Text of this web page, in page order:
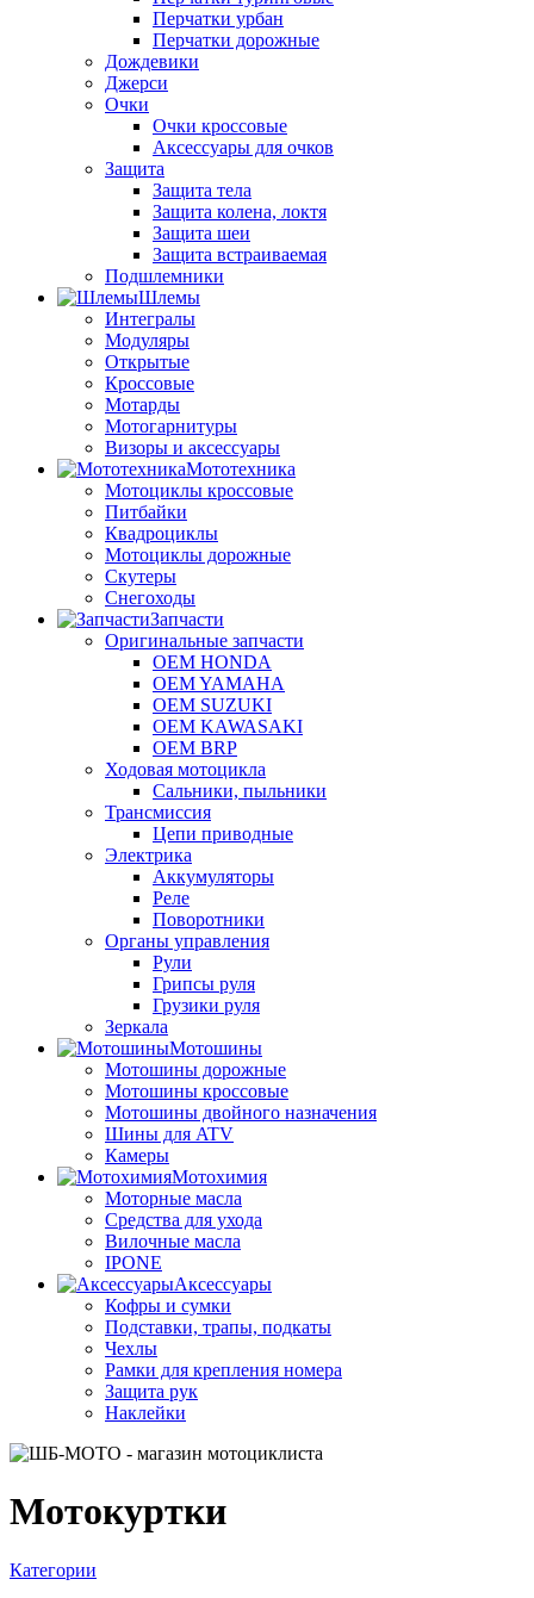
Перчатки урбан
Перчатки дорожные
Дождевики
Джерси
Очки
Очки кроссовые
Аксессуары для очков
Защита
Защита тела
Защита колена, локтя
Защита шеи
Защита встраиваемая
Подшлемники
Шлемы
Интегралы
Модуляры
Открытые
Кроссовые
Мотарды
Мотогарнитуры
Визоры и аксессуары
Мототехника
Мотоциклы кроссовые
Питбайки
Квадроциклы
Мотоциклы дорожные
Скутеры
Снегоходы
Запчасти
Оригинальные запчасти
OEM HONDA
OEM YAMAHA
OEM SUZUKI
OEM KAWASAKI
OEM BRP
Ходовая мотоцикла
Сальники, пыльники
Трансмиссия
Цепи приводные
Электрика
Аккумуляторы
Реле
Поворотники
Органы управления
Рули
Грипсы руля
Грузики руля
Зеркала
Мотошины
Мотошины дорожные
Мотошины кроссовые
Мотошины двойного назначения
Шины для ATV
Камеры
Мотохимия
Моторные масла
Средства для ухода
Вилочные масла
IPONE
Аксессуары
Кофры и сумки
Подставки, трапы, подкаты
Чехлы
Рамки для крепления номера
Защита рук
Наклейки
Мотокуртки
Категории